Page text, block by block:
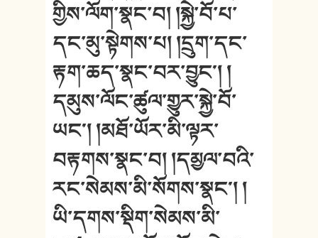
གྱིས་ལོག་སྣང་བ། །སྐྱེ་བོ་པ་
དང་མུ་སྟེགས་པ། །དྲུག་དང་
རྟག་ཆད་སྣང་བར་བྱུང༌། །
དམུས་ལོང་ཚུལ་གྱུར་སྐྱེ་བོ་
ཡང༌། །མཐོ་ཡོར་མི་ལྟར་
བརྟགས་སྣང་བ། །དམྱལ་བའི་
རང་སེམས་མི་སོགས་སྣང༌། །
ཡི་དགས་སྡིག་སེམས་མི་